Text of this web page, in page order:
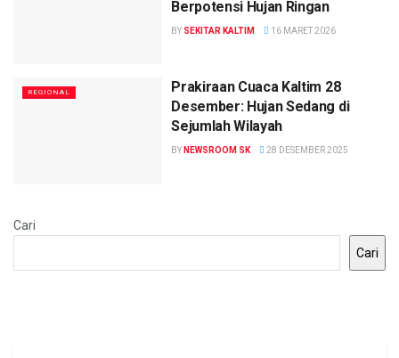
Berpotensi Hujan Ringan
BY SEKITAR KALTIM 16 MARET 2026
REGIONAL
Prakiraan Cuaca Kaltim 28
Desember: Hujan Sedang di
Sejumlah Wilayah
BY NEWSROOM SK 28 DESEMBER 2025
Cari
Cari